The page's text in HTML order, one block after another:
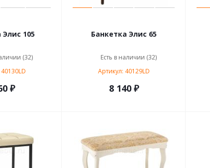
Банкетка Элис 105
(32)
₽
Банкетка Элис 65
Есть в наличии (32)
Артикул: 40129LD
8 140 ₽